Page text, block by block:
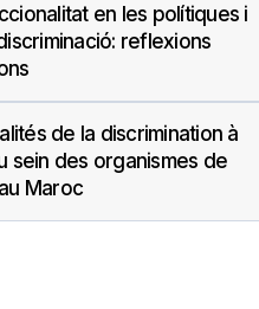
en les polítiques i
reflexions
de la discrimination à
sein des organismes de
Maroc